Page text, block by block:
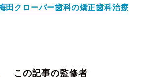
田クローバー歯科の矯正歯科治療
この記事の監修者